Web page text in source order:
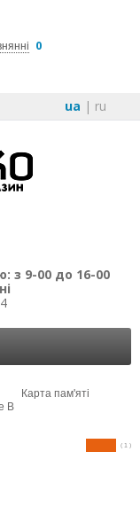
0
ua | ru
з 9-00 до 16-00
Карта пам'яті
B
( 1 )